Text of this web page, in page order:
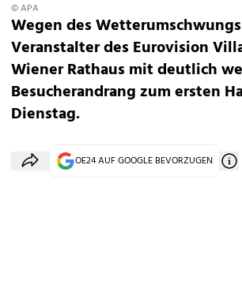
© APA
Wegen des
Veranstalter des Eurovision
Wiener Rathaus mit deutlich
Besucherandrang zum ersten
Dienstag.
OE24 AUF GOOGLE BEVORZUGEN